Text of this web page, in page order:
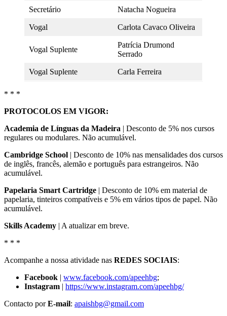
Secretário Natacha Nogueira
Vogal Carlota Cavaco Oliveira
Vogal Suplente
Patrícia Drumond
Serrado
Vogal Suplente Carla Ferreira
* * *
PROTOCOLOS EM VIGOR:
Academia de Línguas da Madeira | Desconto de 5% nos cursos
regulares ou modulares. Não acumulável.
Cambridge School | Desconto de 10% nas mensalidades dos cursos
de inglês, francês, alemão e português para estrangeiros. Não
acumulável.
Papelaria Smart Cartridge | Desconto de 10% em material de
papelaria, tinteiros compatíveis e 5% em vários tipos de papel. Não
acumulável.
Skills Academy | A atualizar em breve.
* * *
Acompanhe a nossa atividade nas REDES SOCIAIS:
Facebook | www.facebook.com/apeehbg;
Instagram | https://www.instagram.com/apeehbg/
Contacto porE-mail: apaishbg@gmail.com